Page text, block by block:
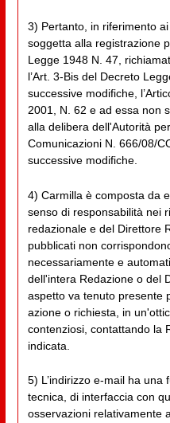
3) Pertanto, in riferimento
soggetta alla registrazione
Legge 1948 N. 47,
l’Art. 3-Bis del Decreto
successive modifiche,
2001, N. 62 e ad essa non
alla delibera dell'Autorità
Comunicazioni N. 666/08/
successive modifiche.
4) Carmilla è composta da
senso di responsabilità nei
redazionale e del Direttore
pubblicati non
necessariamente e
dell'intera Redazione o del
aspetto va tenuto presente
azione o richiesta, in
contenziosi, contattando la
indicata.
5) L’indirizzo e-mail ha una
tecnica, di interfaccia con
osservazioni relativamente